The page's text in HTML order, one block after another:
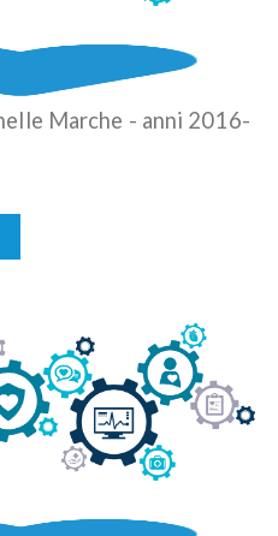
Marche - anni 2016-